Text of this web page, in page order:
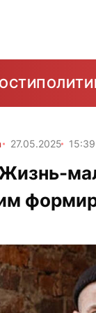
27.05.2025 15:39